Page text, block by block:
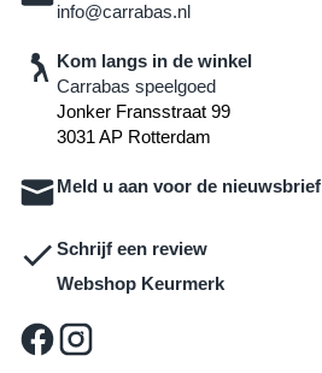
info@carrabas.nl
Kom langs in de winkel
Carrabas speelgoed
Jonker Fransstraat 99
3031 AP Rotterdam
Meld u aan voor de nieuwsbrief
Schrijf een review
Webshop Keurmerk